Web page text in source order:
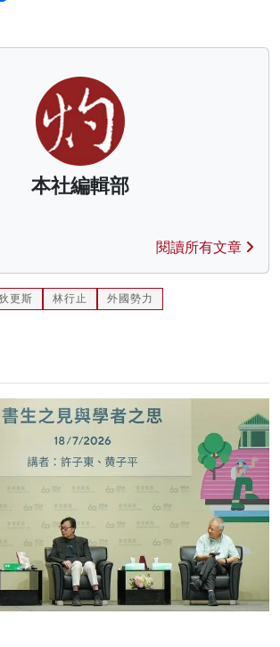
本社編輯部
閱讀所有文章
更斯 林行止 外國勢力